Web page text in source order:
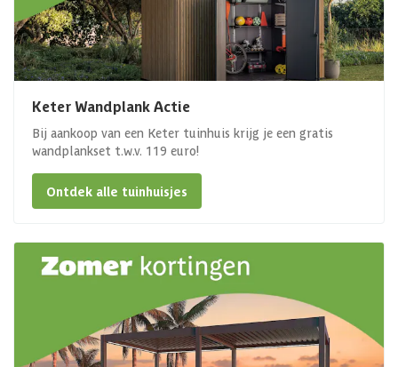
Keter Wandplank Actie
Bij aankoop van een Keter tuinhuis krijg je een gratis
wandplankset t.w.v. 119 euro!
Ontdek alle tuinhuisjes